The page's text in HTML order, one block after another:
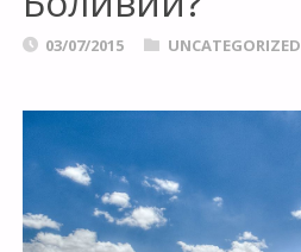
03/07/2015 UNCATEGORIZED